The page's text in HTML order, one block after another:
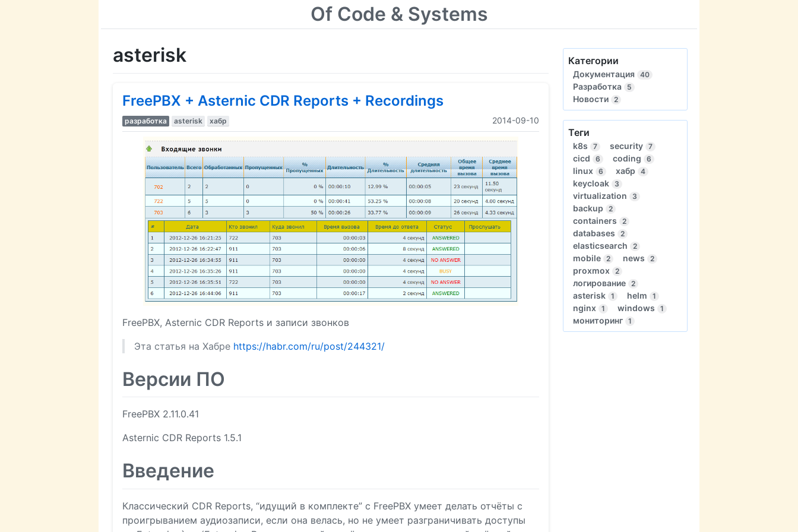
Of Code & Systems
asterisk
FreePBX + Asternic CDR Reports + Recordings
разработка asterisk хабр 2014-09-10
FreePBX, Asternic CDR Reports и записи звонков
Эта статья на Хабре https://habr.com/ru/post/244321/
Версии ПО
FreePBX 2.11.0.41
Asternic CDR Reports 1.5.1
Введение
Классический CDR Reports, “идущий в комплекте” с FreePBX умеет делать отчёты с
проигрыванием аудиозаписи, если она велась, но не умеет разграничивать доступы
Категории
Документация 40
Разработка 5
Новости 2
Теги
k8s 7 security 7
cicd 6 coding 6
linux 6 хабр 4
keycloak 3
virtualization 3
backup 2
containers 2
databases 2
elasticsearch 2
mobile 2 news 2
proxmox 2
логирование 2
asterisk 1 helm 1
nginx 1 windows 1
мониторинг 1